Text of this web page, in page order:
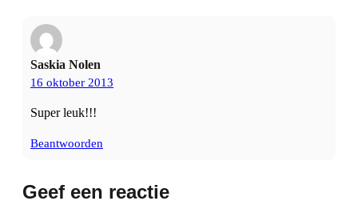
Saskia Nolen
16 oktober 2013
Super leuk!!!
Beantwoorden
Geef een reactie